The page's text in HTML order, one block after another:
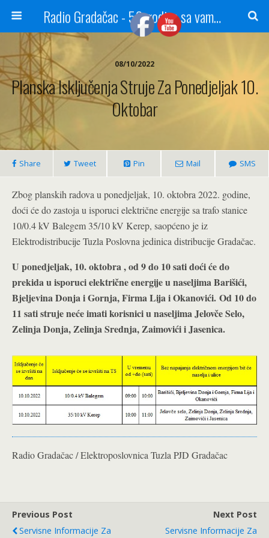
Radio Gradačac - 56 godina sa vama...
08/10/2022
Planska Isključenja Struje Za Ponedjeljak 10.
Oktobar
Share Tweet Pin Mail SMS
Zbog planskih radova u ponedjeljak, 10. oktobra 2022. godine,
doći će do zastoja u isporuci električne energije sa trafo stanice
10/0.4 kV Balegem 35/10 kV Kerep, saopćeno je iz
Elektrodistribucije Tuzla Poslovna jedinica distribucije Gradačac.
U ponedjeljak, 10. oktobra , od 9 do 10 sati doći će do
prekida u isporuci električne energije u naseljima Barišići,
Bjeljevina Donja i Gornja, Firma Lija i Okanovići. Od 10 do
11 sati struje neće imati korisnici u naseljima Jelovče Selo,
Zelinja Donja, Zelinja Srednja, Zaimovići i Jasenica.
Radio Gradačac / Elektroposlovnica Tuzla PJD Gradačac
Previous Post
Servisne Informacije Za
Next Post
Servisne Informacije Za